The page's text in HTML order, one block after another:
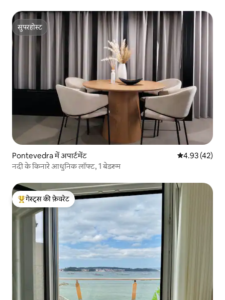
सुपरहोस्ट
सुपरहोस्ट
Pontevedra में अपार्टमेंट औसत रेटिंग 5 में
4.93 (42)
नदी के किनारे आधुनिक लॉफ्ट, 1 बेडरूम
गेस्ट्स का टॉप फ़ेवरेट
गेस्ट्स की फ़ेवरेट